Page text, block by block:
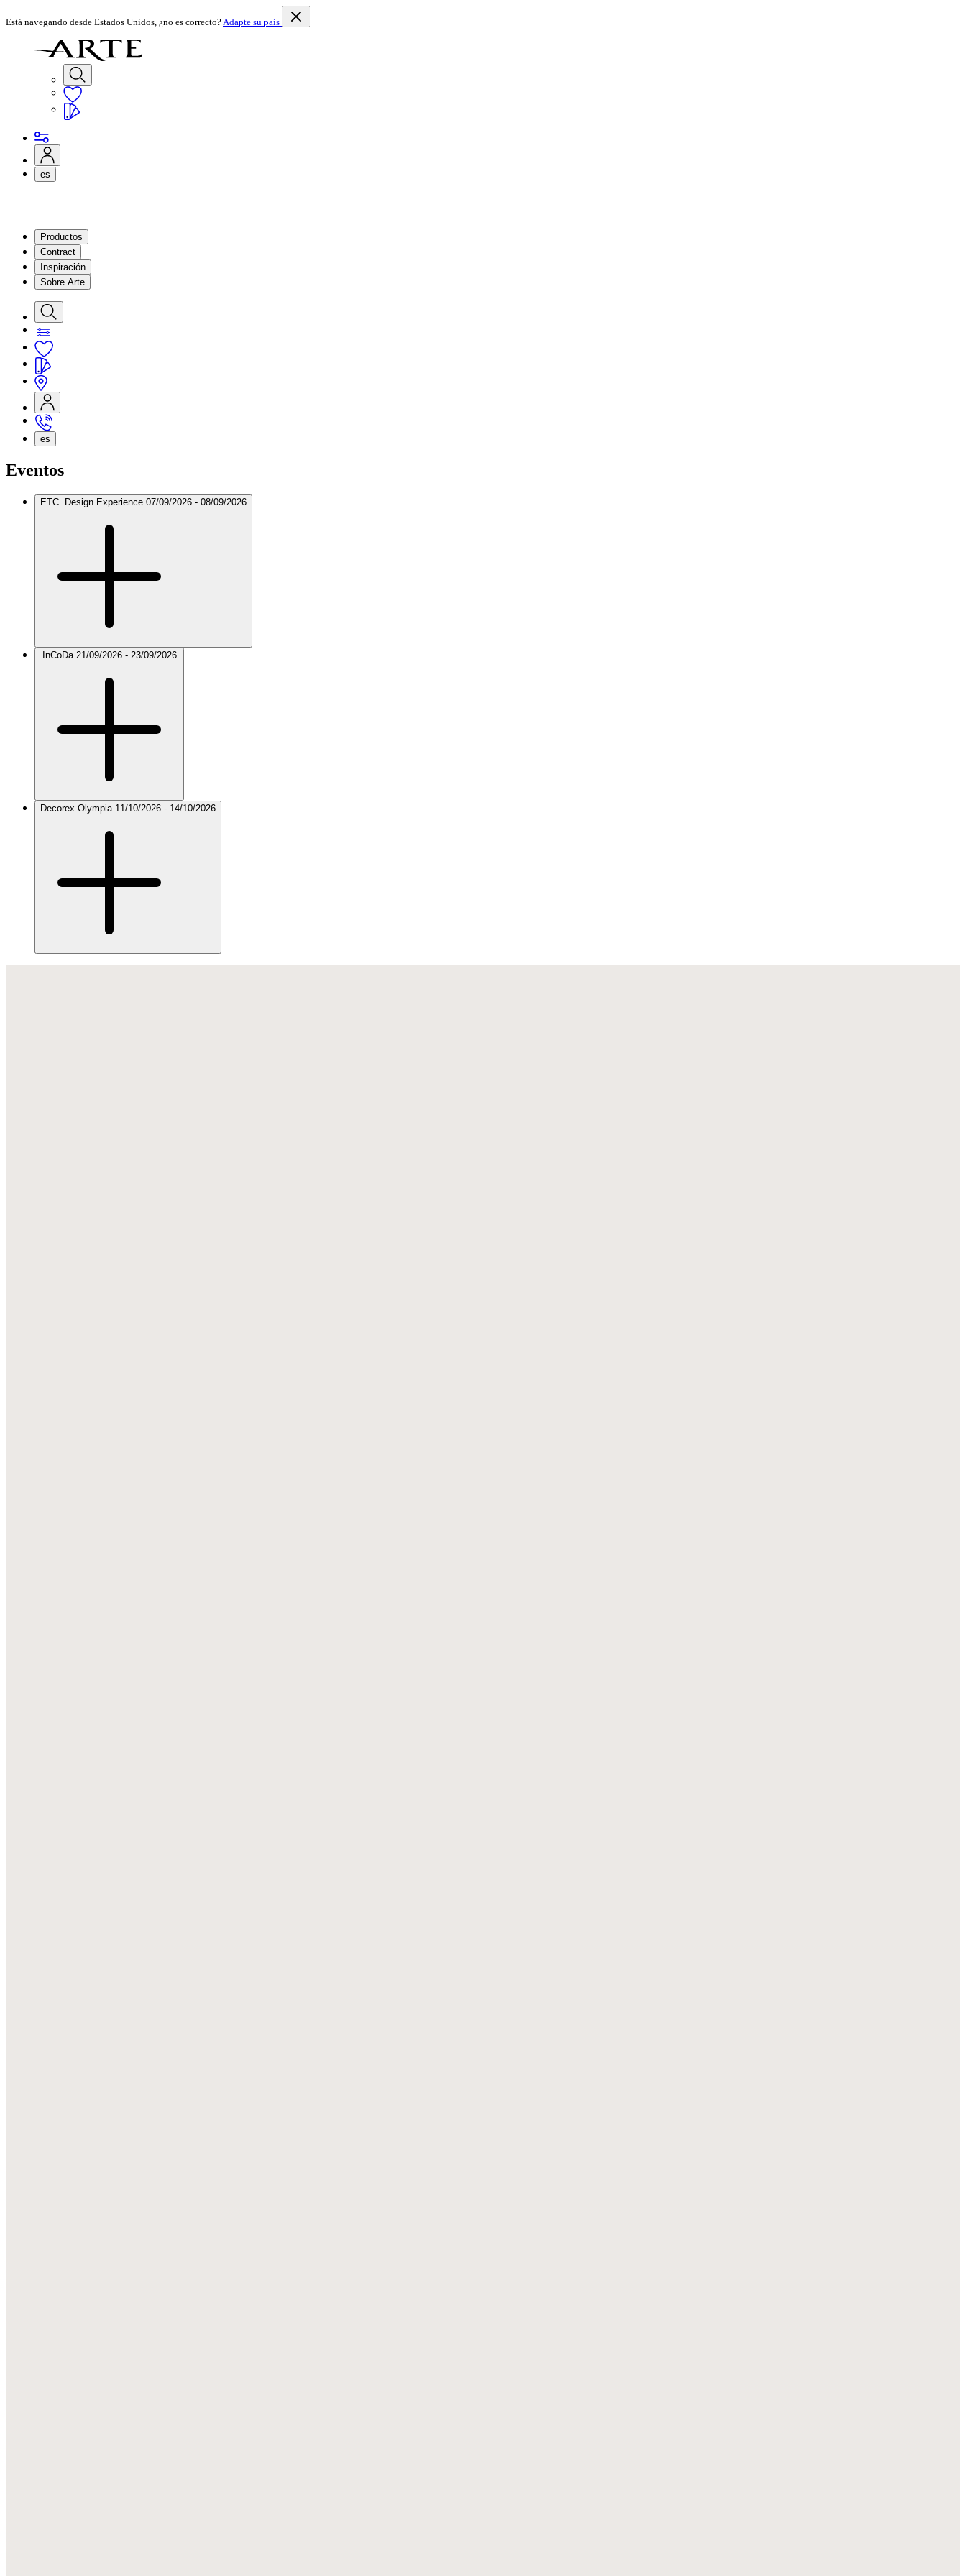
Está navegando desde Estados Unidos, ¿no es correcto?Adapte su país
es
Productos
Contract
Inspiración
Sobre Arte
es
Eventos
ETC. Design Experience 07/09/2026 - 08/09/2026
InCoDa 21/09/2026 - 23/09/2026
Decorex Olympia 11/10/2026 - 14/10/2026